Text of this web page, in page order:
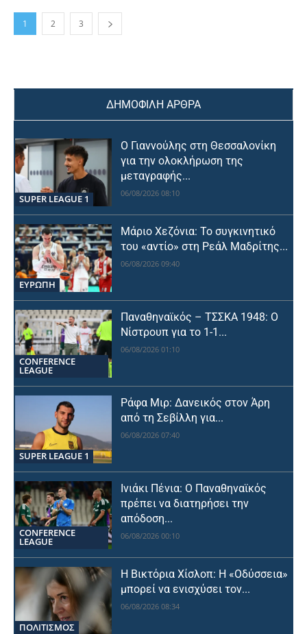
1 2 3
ΔΗΜΟΦΙΛΗ ΑΡΘΡΑ
SUPER LEAGUE 1
Ο Γιαννούλης στη Θεσσαλονίκη
για την ολοκλήρωση της
μεταγραφής...
06/08/2026 08:10
ΕΥΡΩΠΗ
Μάριο Χεζόνια: Το συγκινητικό
του «αντίο» στη Ρεάλ Μαδρίτης...
06/08/2026 09:40
CONFERENCE
LEAGUE
Παναθηναϊκός – ΤΣΣΚΑ 1948: Ο
Νίστρουπ για το 1-1...
06/08/2026 01:10
SUPER LEAGUE 1
Ράφα Μιρ: Δανεικός στον Άρη
από τη Σεβίλλη για...
06/08/2026 07:40
CONFERENCE
LEAGUE
Ινιάκι Πένια: Ο Παναθηναϊκός
πρέπει να διατηρήσει την
απόδοση...
06/08/2026 00:10
ΠΟΛΙΤΙΣΜΟΣ
Η Βικτόρια Χίσλοπ: Η «Οδύσσεια»
μπορεί να ενισχύσει τον...
06/08/2026 08:34